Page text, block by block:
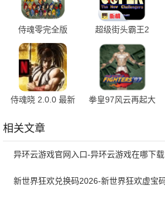
侍魂零完全版
2020.10.14.10 手
机版
超级街头霸王2
v2020.12.07.15 手
机版
侍魂晓 2.0.0 最新
拳皇97风云再起大
相关文章
异环云游戏官网入口-异环云游戏在哪下载